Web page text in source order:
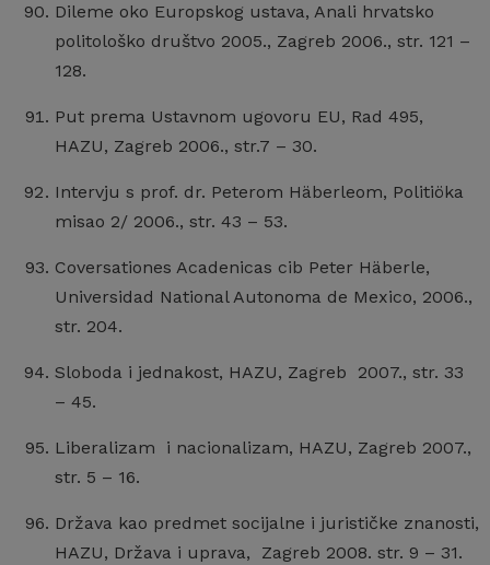
Dileme oko Europskog ustava, Anali hrvatsko
politološko društvo 2005., Zagreb 2006., str. 121 –
128.
Put prema Ustavnom ugovoru EU, Rad 495,
HAZU, Zagreb 2006., str.7 – 30.
Intervju s prof. dr. Peterom Häberleom, Politiöka
misao 2/ 2006., str. 43 – 53.
Coversationes Acadenicas cib Peter Häberle,
Universidad National Autonoma de Mexico, 2006.,
str. 204.
Sloboda i jednakost, HAZU, Zagreb 2007., str. 33
– 45.
Liberalizam i nacionalizam, HAZU, Zagreb 2007.,
str. 5 – 16.
Država kao predmet socijalne i jurističke znanosti,
HAZU, Država i uprava, Zagreb 2008. str. 9 – 31.